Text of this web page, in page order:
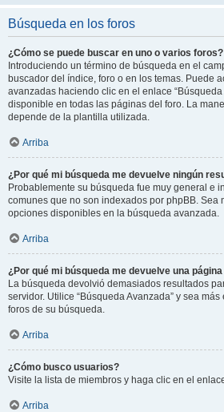
Búsqueda en los foros
¿Cómo se puede buscar en uno o varios foros?
Introduciendo un término de búsqueda en el
buscador del índice, foro o en los temas. Puede
avanzadas haciendo clic en el enlace “Búsqueda
disponible en todas las páginas del foro. La
depende de la plantilla utilizada.
Arriba
¿Por qué mi búsqueda me devuelve ningún
Probablemente su búsqueda fue muy general e
comunes que no son indexados por phpBB. Sea
opciones disponibles en la búsqueda avanzada.
Arriba
¿Por qué mi búsqueda me devuelve una
La búsqueda devolvió demasiados resultados
servidor. Utilice “Búsqueda Avanzada” y sea
foros de su búsqueda.
Arriba
¿Cómo busco usuarios?
Visite la lista de miembros y haga clic en el
Arriba